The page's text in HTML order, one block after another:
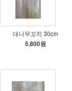
대나무꼬치 30cm
5,800원